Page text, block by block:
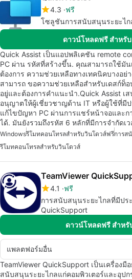
4.3 ฟรี
โซลูชันการสนับสนุนระยะไก
ดาวน์โหลดฟรี สำหรั
Quick Assist เป็นแอปพลิเคชัน remote
PC ผ่าน รหัสที่สร้างขึ้น. คุณสามารถใช้มั
ต้องการ ความช่วยเหลือทางเทคนิคบางอ
สามารถ ขอความช่วยเหลือสำหรับเดสก์ท็
อยู่และต้องการคำแนะนำ.Quick Assist เ
อนุญาตให้ผู้เชี่ยวชาญด้าน IT หรือผู้ใช้ที่มี
แก้ไขปัญหา PC ผ่านการแชร์หน้าจอและก
ได้. มันยังรวมถึงรหัส 6 หลักที่มีการจำกัดเ
Windowsรีโมทคอนโทรลสำหรับวินโดวส์ฟรีการส
รีโมทคอนโทรลสำหรับวินโดวส์
TeamViewer
4.1
ฟรี
การสนับสนุนระยะไกลที่มีปร
QuickSupport
ดาวน์โหลดฟรี สำหรั
แพลตฟอร์มอื่น
TeamViewer QuickSupport เป็นเครื่องมื
สนับสนุนระยะไกลแก่คอมพิวเตอร์และอุป